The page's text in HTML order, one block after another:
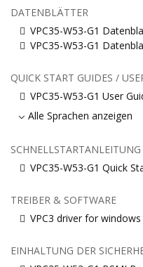
DATENBLÄTTER
VPC35-W53-G1
VPC35-W53-G1
QUICK START GUIDES /
VPC35-W53-G1 User
Alle Sprachen anzeigen
SCHNELLSTARTANLEITUNG
VPC35-W53-G1 Quick
TREIBER & SOFTWARE
VPC3 driver for windows
EINHALTUNG DER